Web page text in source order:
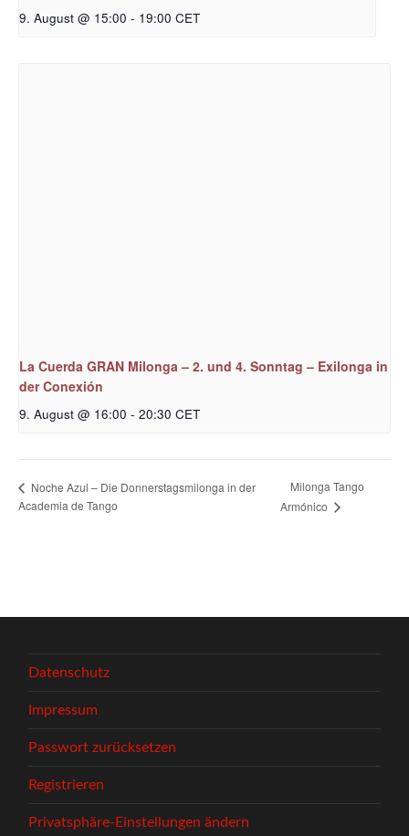
9. August @ 15:00 - 19:00 CET
La Cuerda GRAN Milonga – 2. und 4. Sonntag – Exilonga in
der Conexión
9. August @ 16:00 - 20:30 CET
Noche Azul – Die Donnerstagsmilonga in der
Academia de Tango
Milonga Tango
Armónico
Datenschutz
Impressum
Passwort zurücksetzen
Registrieren
Privatsphäre-Einstellungen ändern